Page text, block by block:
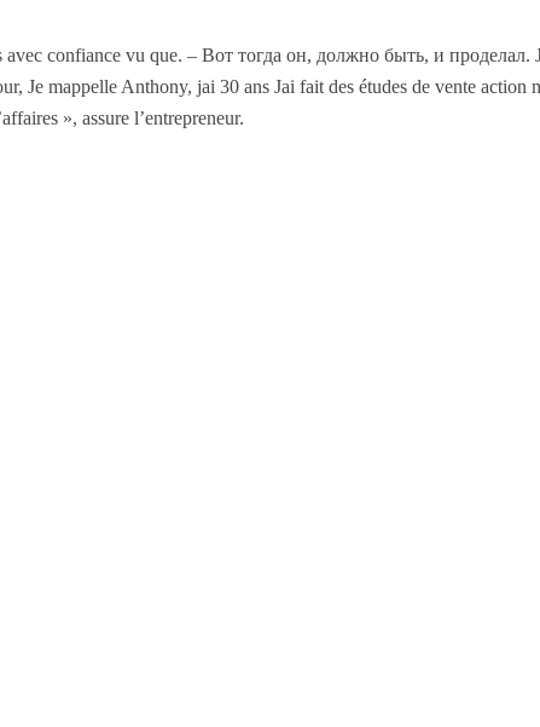
confiance vu que. – Вот тогда он, должно быть, и проделал.
Je mappelle Anthony, jai 30 ans Jai fait des études de vente
», assure l’entrepreneur.